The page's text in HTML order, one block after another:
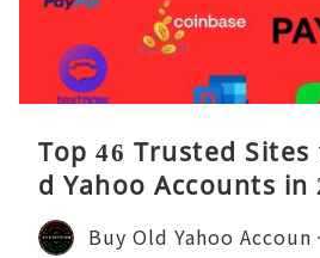
Top 46 Trusted
d Yahoo Accounts in
Buy Old Yahoo Accoun